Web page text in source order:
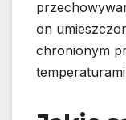
on
chronionym